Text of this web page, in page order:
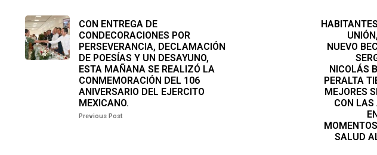
CON ENTREGA DE
CONDECORACIONES POR
PERSEVERANCIA, DECLAMACIÓN
DE POESÍAS Y UN DESAYUNO,
ESTA MAÑANA SE REALIZÓ LA
CONMEMORACIÓN DEL 106
ANIVERSARIO DEL EJERCITO
MEXICANO.
Previous Post
NUEVO
NICOLÁS
PERALTA
MEJORES
CON
SALUD